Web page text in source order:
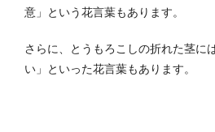
意」という花言葉もあります。
さらに、とうもろこしの折れた茎に
い」といった花言葉もあります。